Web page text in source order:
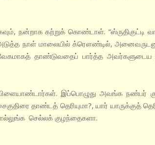
நன்றாக கற்றுக் கொண்டாள். “ஸ்ருதிகுட்டி
நாள் மாலையில் க்ரௌண்டில்,
தாண்டுவதைப் பார்த்த
இப்பொழுது அவங்க நண்பர்
தாண்டத் தெரியுமா?, யார் யாருக்குத்
செல்லக் குழந்தைகளா.